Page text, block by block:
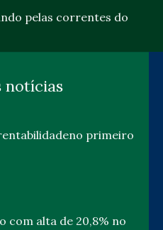
pelas correntes do
notícias
primeiro
com alta de 20,8% no